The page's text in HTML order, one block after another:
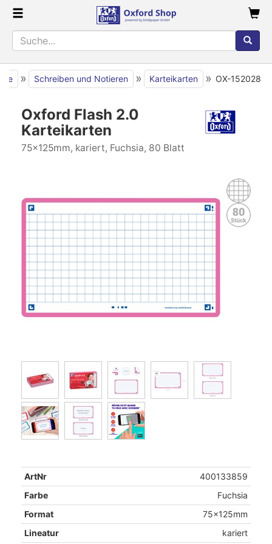
» Schreiben und Notieren » Karteikarten » OX-152028
Oxford Flash 2.0
Karteikarten
75x125mm, kariert, Fuchsia, 80 Blatt
ArtNr
400133859
Farbe
Fuchsia
Format
75x125mm
Lineatur
kariert